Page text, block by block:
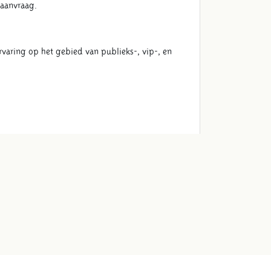
aanvraag.
op het gebied van publieks-, vip-, en